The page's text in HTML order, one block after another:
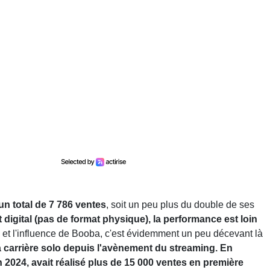
total de 7 786 ventes, soit un peu plus du double de ses
(pas de format physique), la performance est loin
l'influence de Booba, c'est évidemment un peu décevant là
solo depuis l'avènement du streaming. En
avait réalisé plus de 15 000 ventes en première